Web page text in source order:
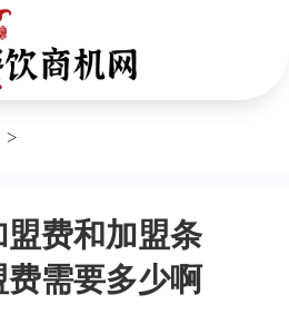
>
费和加盟条
需要多少啊